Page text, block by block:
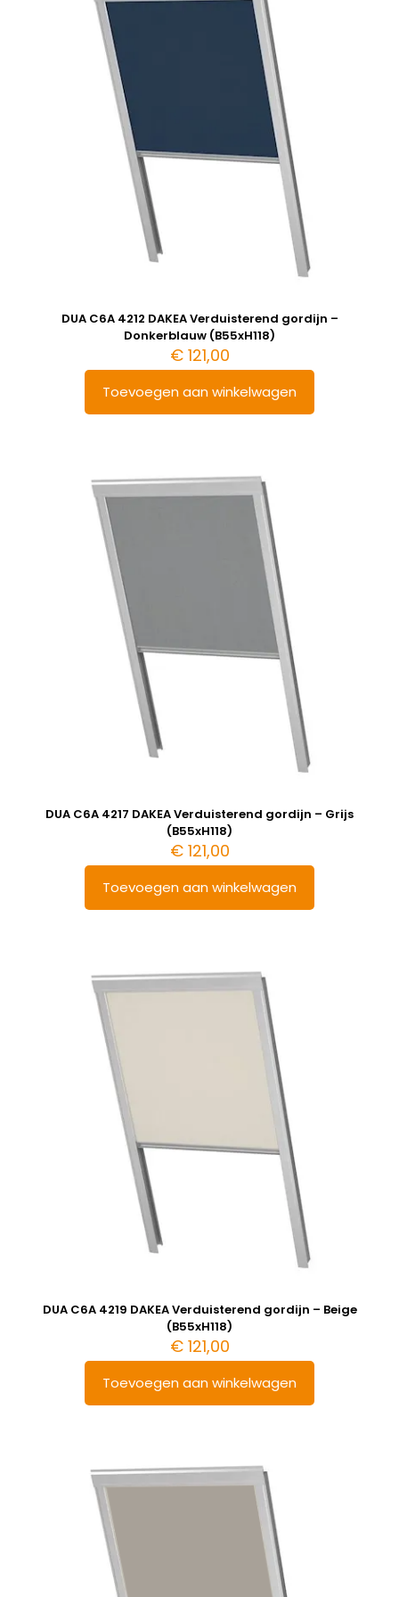
DUA C6A 4212 DAKEA Verduisterend gordijn –
Donkerblauw (B55xH118)
€121,00
Toevoegen aan winkelwagen
DUA C6A 4217 DAKEA Verduisterend gordijn – Grijs
(B55xH118)
€121,00
Toevoegen aan winkelwagen
DUA C6A 4219 DAKEA Verduisterend gordijn – Beige
(B55xH118)
€121,00
Toevoegen aan winkelwagen